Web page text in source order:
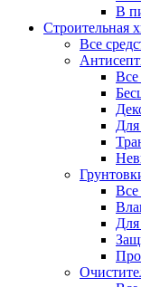
В
Строительная
Все
Все
Для
Все
Для